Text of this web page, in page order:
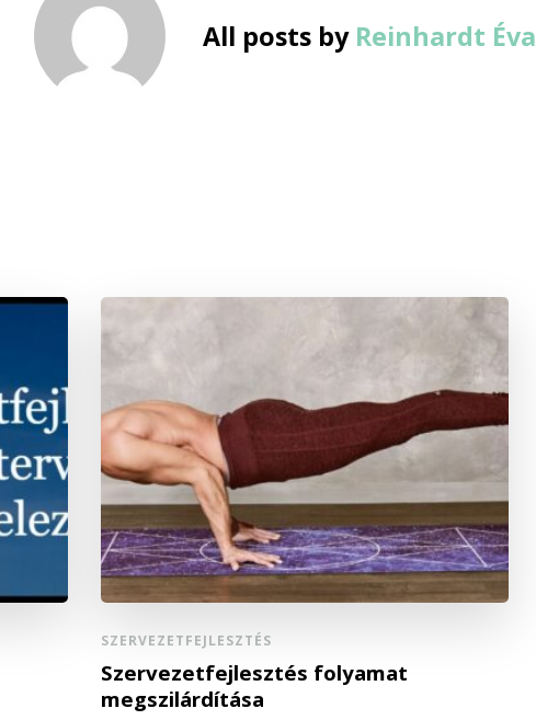
All posts by Reinhardt Éva
SZERVEZETFEJLESZTÉS
Szervezetfejlesztés folyamat
megszilárdítása